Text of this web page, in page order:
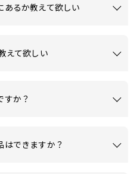
あるか教えて欲しい
えて欲しい
すか？
はできますか？